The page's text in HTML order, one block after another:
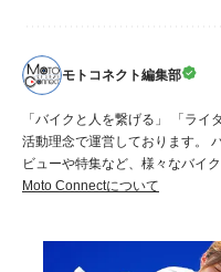
モトコネクト編集部
「バイクと人を繋げる」 「ライ
活動理念で運営しております。
ビューや特集など、様々なバイ
Moto Connectについて